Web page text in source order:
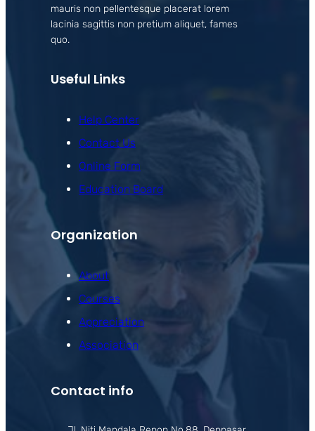
mauris non pellentesque placerat lorem
lacinia sagittis non pretium aliquet, fames
quo.
Useful Links
Help Center
Contact Us
Online Form
Education Board
Organization
About
Courses
Appreciation
Association
Contact info